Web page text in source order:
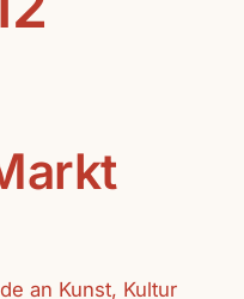
an Kunst, Kultur